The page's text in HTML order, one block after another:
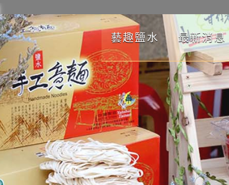
藝趣鹽水 最新消息